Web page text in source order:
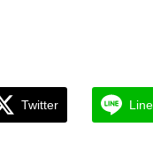
Twitter Line